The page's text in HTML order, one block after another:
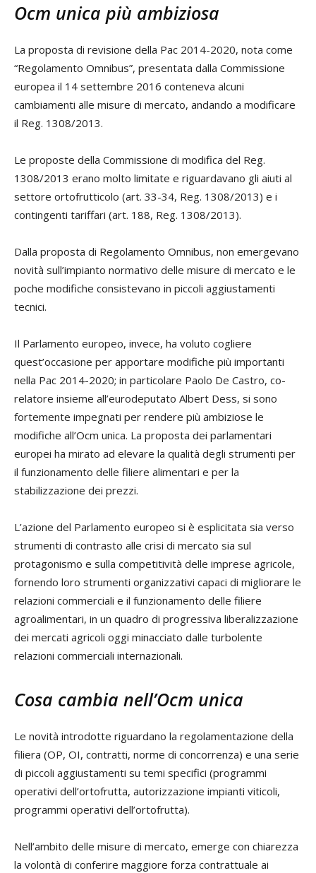
Ocm unica più ambiziosa
La proposta di revisione della Pac 2014-2020, nota come
“Regolamento Omnibus”, presentata dalla Commissione
europea il 14 settembre 2016 conteneva alcuni
cambiamenti alle misure di mercato, andando a modificare
il Reg. 1308/2013.
Le proposte della Commissione di modifica del Reg.
1308/2013 erano molto limitate e riguardavano gli aiuti al
settore ortofrutticolo (art. 33-34, Reg. 1308/2013) e i
contingenti tariffari (art. 188, Reg. 1308/2013).
Dalla proposta di Regolamento Omnibus, non emergevano
novità sull’impianto normativo delle misure di mercato e le
poche modifiche consistevano in piccoli aggiustamenti
tecnici.
Il Parlamento europeo, invece, ha voluto cogliere
quest’occasione per apportare modifiche più importanti
nella Pac 2014-2020; in particolare Paolo De Castro, co-
relatore insieme all’eurodeputato Albert Dess, si sono
fortemente impegnati per rendere più ambiziose le
modifiche all’Ocm unica. La proposta dei parlamentari
europei ha mirato ad elevare la qualità degli strumenti per
il funzionamento delle filiere alimentari e per la
stabilizzazione dei prezzi.
L’azione del Parlamento europeo si è esplicitata sia verso
strumenti di contrasto alle crisi di mercato sia sul
protagonismo e sulla competitività delle imprese agricole,
fornendo loro strumenti organizzativi capaci di migliorare le
relazioni commerciali e il funzionamento delle filiere
agroalimentari, in un quadro di progressiva liberalizzazione
dei mercati agricoli oggi minacciato dalle turbolente
relazioni commerciali internazionali.
Cosa cambia nell’Ocm unica
Le novità introdotte riguardano la regolamentazione della
filiera (OP, OI, contratti, norme di concorrenza) e una serie
di piccoli aggiustamenti su temi specifici (programmi
operativi dell’ortofrutta, autorizzazione impianti viticoli,
programmi operativi dell’ortofrutta).
Nell’ambito delle misure di mercato, emerge con chiarezza
la volontà di conferire maggiore forza contrattuale ai